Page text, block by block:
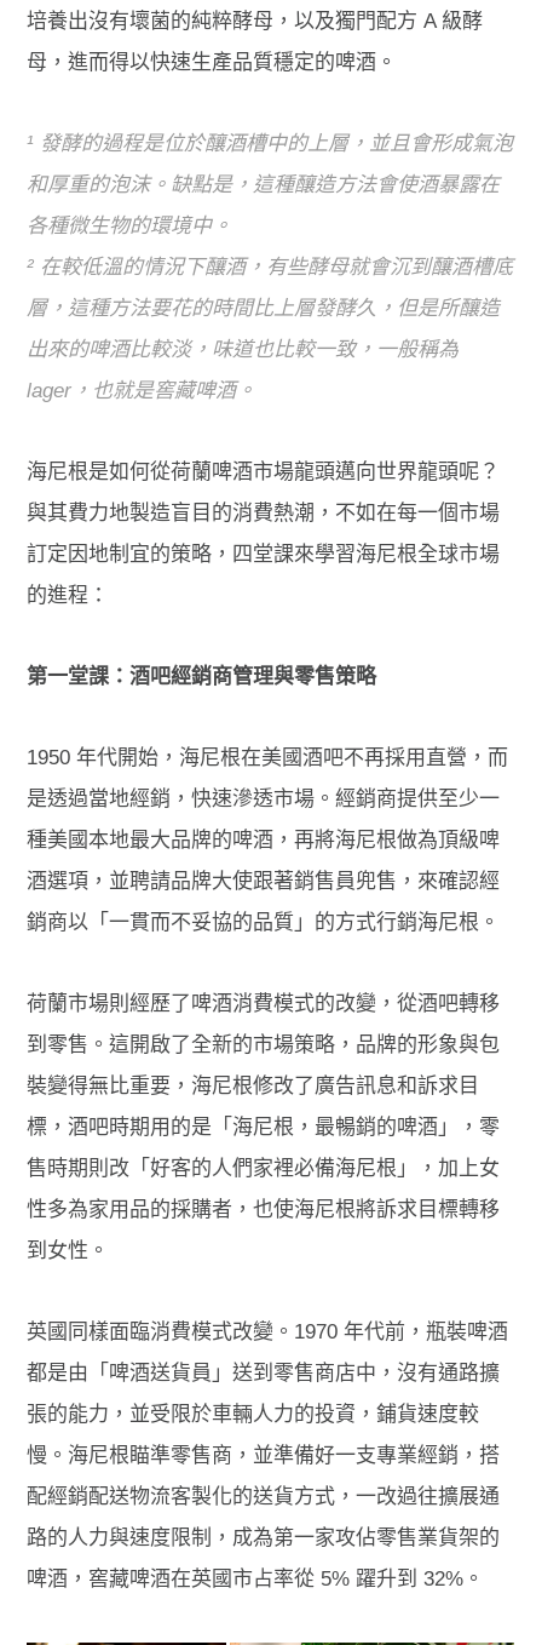
培養出沒有壞菌的純粹酵母，以及獨門配方 A 級酵
母，進而得以快速生產品質穩定的啤酒。
¹ 發酵的過程是位於釀酒槽中的上層，並且會形成氣泡
和厚重的泡沫。缺點是，這種釀造方法會使酒暴露在
各種微生物的環境中。
² 在較低溫的情況下釀酒，有些酵母就會沉到釀酒槽底
層，這種方法要花的時間比上層發酵久，但是所釀造
出來的啤酒比較淡，味道也比較一致，一般稱為
lager，也就是窖藏啤酒。
海尼根是如何從荷蘭啤酒市場龍頭邁向世界龍頭呢？
與其費力地製造盲 目的消費熱潮，不如在每一個市場
訂定因地制宜的策略，四堂課來學習海尼根全球市場
的進程：
第一堂課：酒吧經銷商管理與零售策略
1950 年代開始，海尼根在美國酒吧不再採用直營，而
是透過當地經銷，快速滲透市場 。經銷商提供至少一
種美國本地最大品牌的啤酒，再將海尼根做為頂級啤
酒選項，並聘請品牌大使跟著銷售員兜售，來確認經
銷商以「一貫而不妥協的品質」的方式行銷海尼根。
荷蘭市場則經歷了啤酒消費模式的改變，從酒吧轉移
到零售 。這開啟了全新的市場策略，品牌的形象與包
裝變得無比重要，海尼根修改了廣告訊息和訴求目
標，酒吧時期用的是「海尼根，最暢銷的啤酒」，零
售時期則改「好客的人們家裡必備海尼根」， 加上女
性多為家用品的採購者，也使海尼根將訴求目標轉移
到女性。
英國同樣面臨消費模式改變 。 1970 年代前，瓶裝啤酒
都是由「啤酒送貨員」送到零售商店中，沒有通路擴
張的能力，並受限於車輛人力的投資，鋪貨速度較
慢 。 海尼根瞄準零售商，並準備好一支專業經銷，搭
配經銷配送物流客製化的送貨方式，一改過往擴展通
路的人力與速度限制， 成為第一家攻佔零售業貨架的
啤酒，窖藏啤酒在英國市占率從 5% 躍升到 32%。